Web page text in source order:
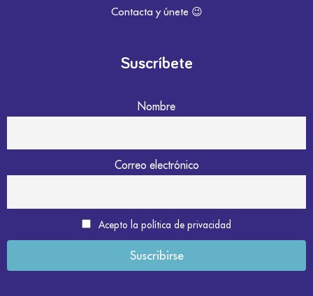
Contacta y únete 😉
Suscríbete
Nombre
Correo electrónico
Acepto la política de privacidad